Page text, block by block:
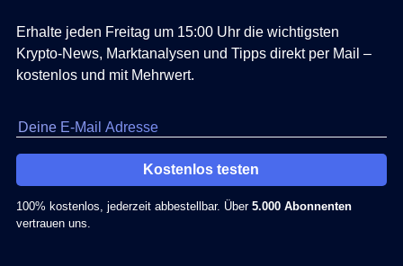
Erhalte jeden Freitag um 15:00 Uhr die wichtigsten
Krypto-News, Marktanalysen und Tipps direkt per Mail –
kostenlos und mit Mehrwert.
Kostenlos testen
100% kostenlos, jederzeit abbestellbar. Über 5.000 Abonnenten
vertrauen uns.